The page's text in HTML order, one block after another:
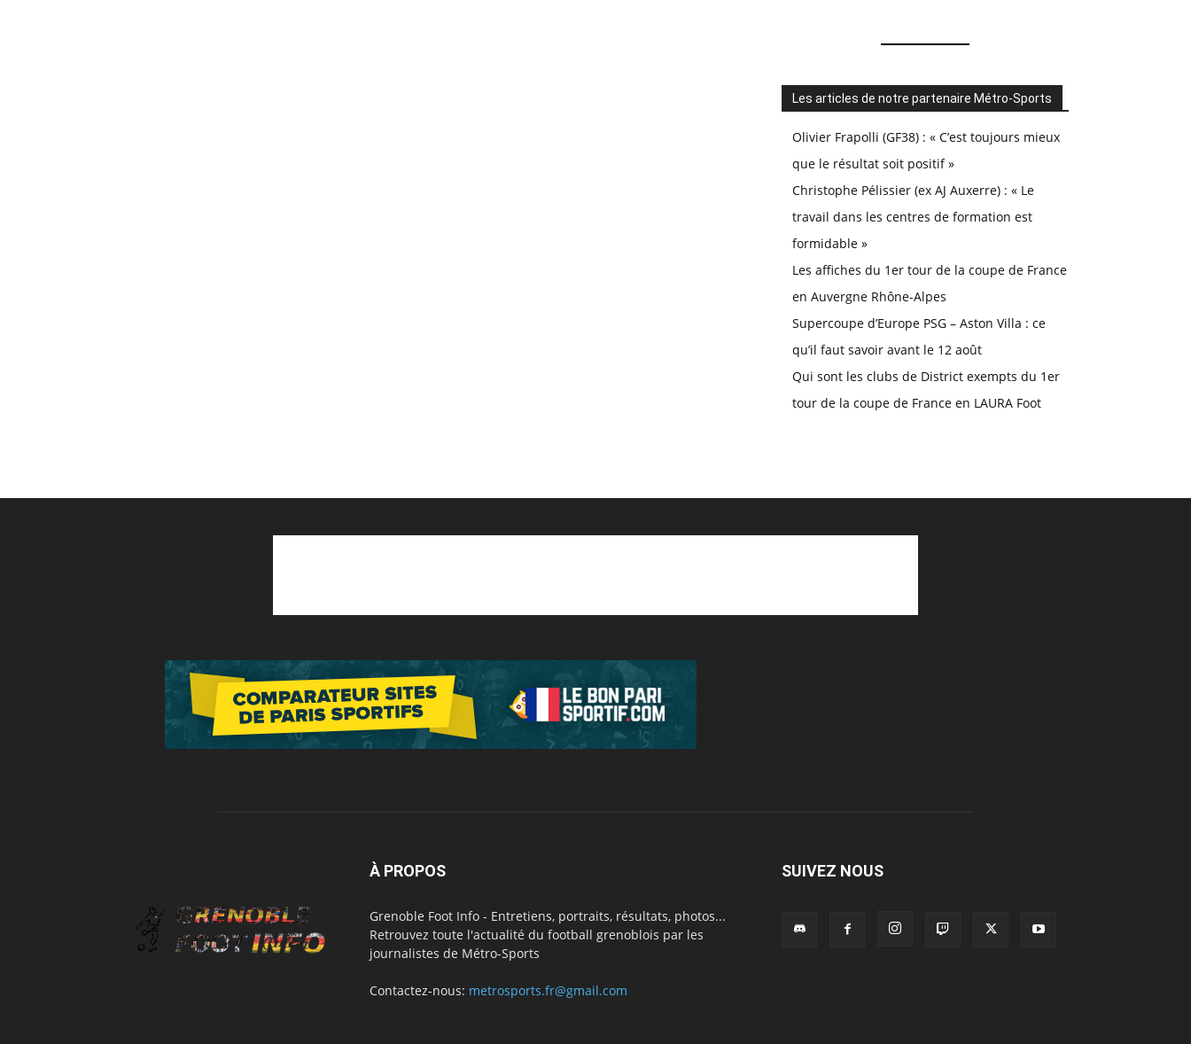
Les articles de notre partenaire Métro-Sports
Olivier Frapolli (GF38) : « C’est toujours mieux
que le résultat soit positif »
Christophe Pélissier (ex AJ Auxerre) : « Le
travail dans les centres de formation est
formidable »
Les affiches du 1er tour de la coupe de France
en Auvergne Rhône-Alpes
Supercoupe d’Europe PSG – Aston Villa : ce
qu’il faut savoir avant le 12 août
Qui sont les clubs de District exempts du 1er
tour de la coupe de France en LAURA Foot
À PROPOS
Grenoble Foot Info - Entretiens, portraits, résultats, photos...
Retrouvez toute l'actualité du football grenoblois par les
journalistes de Métro-Sports
Contactez-nous: metrosports.fr@gmail.com
SUIVEZ NOUS